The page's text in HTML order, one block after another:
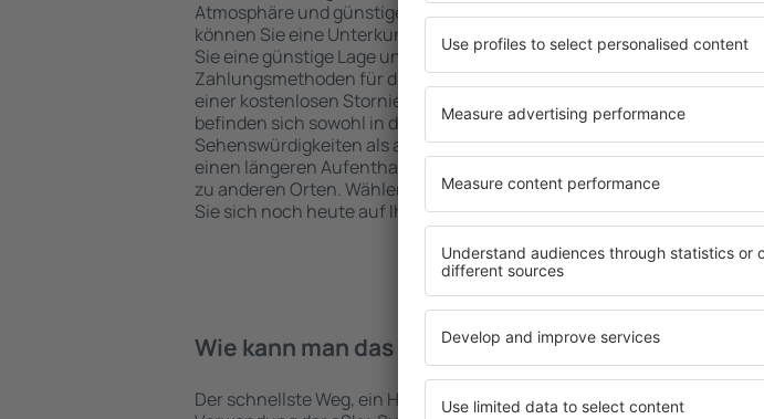
Atmosphäre und günstige Unterkünfte garantieren? in Budaors
können Sie eine Unterkunft für jede Geldtasche buchen! Wählen
Sie eine günstige Lage und den Standard des Hotels sowie die
Zahlungsmethoden für die Unterkunft aus und die Möglichkeit
einer kostenlosen Stornierung der Buchung. Hotels in Budaors
befinden sich sowohl in der Nähe der beliebtesten
Sehenswürdigkeiten als auch abseits der Masse. Perfekt für
einen längeren Aufenthalt und als Ausgangspunkt für Ausflüge
zu anderen Orten. Wählen Sie ein Hotel für sich aus und bereiten
Sie sich noch heute auf Ihre Reise oder Geschäftsreise vor!
Wie kann man das Hotel in in Budaors finden?
Der schnellste Weg, ein Hotel in Budaors zu finden, ist die